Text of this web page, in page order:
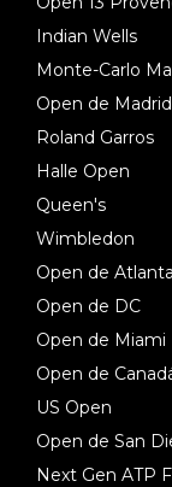
Indian Wells
Monte-Carlo
Open de Madrid
Roland Garros
Halle Open
Queen's
Wimbledon
Open de Atlanta
Open de DC
Open de Miami
Open de
US Open
Open de San
Next Gen ATP